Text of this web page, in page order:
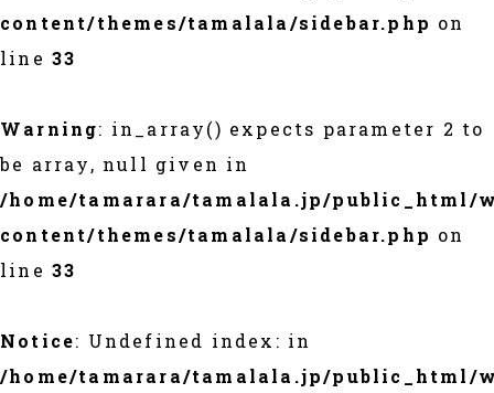
content/themes/tamalala/sidebar.php on
line 33
Warning: in_array() expects parameter 2 to
be array, null given in
/home/tamarara/tamalala.jp/public_html/
content/themes/tamalala/sidebar.php on
line 33
Notice: Undefined index: in
/home/tamarara/tamalala.jp/public_html/